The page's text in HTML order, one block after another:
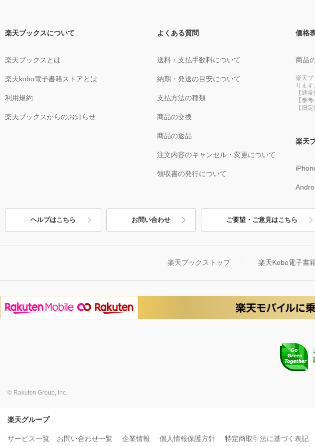
楽天ブックスについて
楽天ブックスとは
楽天kobo電子書籍ストアとは
利用規約
楽天ブックスからのお知らせ
よくある質問
送料・支払手数料について
納期・発送の目安について
支払方法の種類
商品の交換
商品の返品
注文内容のキャンセル・変更について
領収書の発行について
価格
商品
楽天ブ
りま
【通
【参
【旧
楽天
ヘルプはこちら お問い合わせ ご要望・ご意見はこちら
楽天ブックストップ 楽天Kobo電子書
© Rakuten Group, Inc.
楽天グループ
サービス一覧 お問い合わせ一覧 企業情報 個人情報保護方針 特定商取引法に基づく表記